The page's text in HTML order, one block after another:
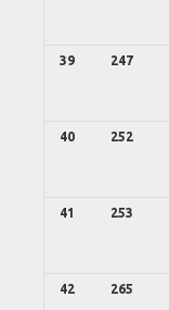
39 247
40 252
41 253
42 265